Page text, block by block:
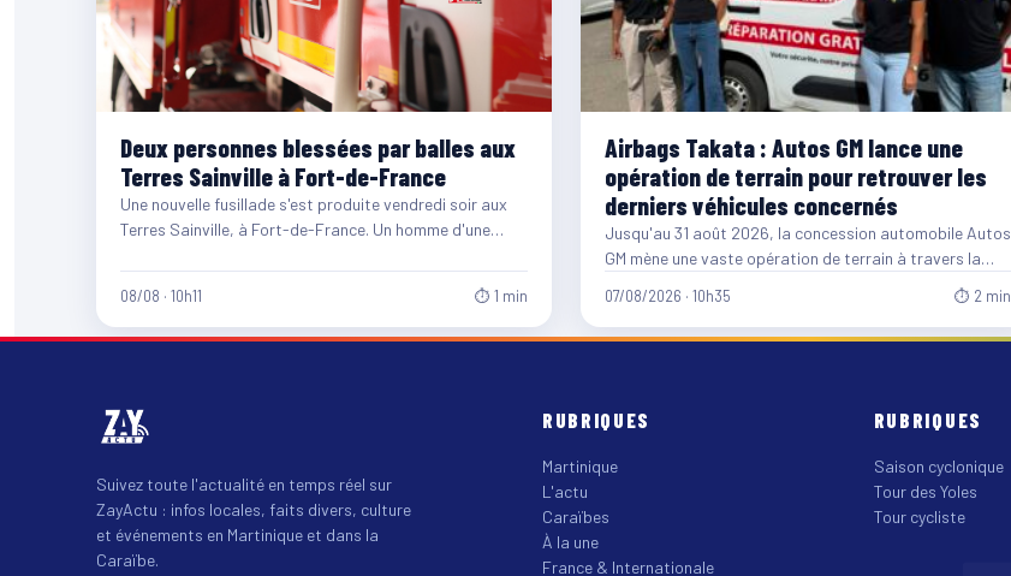
Deux personnes blessées par balles aux
Terres Sainville à Fort-de-France
Une nouvelle fusillade s'est produite vendredi soir aux
Terres Sainville, à Fort-de-France. Un homme d'une
08/08 · 10h11 ⏱ 1 min
Airbags Takata : Autos GM lance une
opération de terrain pour retrouver les
derniers véhicules concernés
Jusqu'au 31 août 2026, la concession automobile Autos
GM mène une vaste opération de terrain à travers la…
07/08/2026 · 10h35 ⏱ 2 min
Suivez toute l'actualité en temps réel sur
ZayActu : infos locales, faits divers, culture
et événements en Martinique et dans la
Caraïbe.
RUBRIQUES
Martinique
L'actu
Caraïbes
À la une
France & Internationale
RUBRIQUES
Saison cyclonique
Tour des Yoles
Tour cycliste